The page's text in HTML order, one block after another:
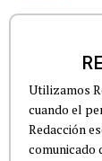
Utilizamos
cuando el
Redacción
comunicado